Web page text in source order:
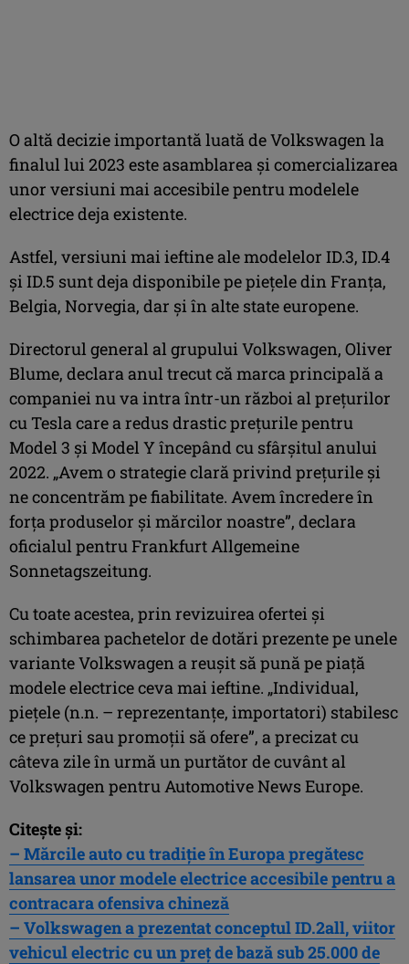
O altă decizie importantă luată de Volkswagen la
finalul lui 2023 este asamblarea și comercializarea
unor versiuni mai accesibile pentru modelele
electrice deja existente.
Astfel, versiuni mai ieftine ale modelelor ID.3, ID.4
și ID.5 sunt deja disponibile pe piețele din Franța,
Belgia, Norvegia, dar și în alte state europene.
Directorul general al grupului Volkswagen, Oliver
Blume, declara anul trecut că marca principală a
companiei nu va intra într-un război al prețurilor
cu Tesla care a redus drastic prețurile pentru
Model 3 și Model Y începând cu sfârșitul anului
2022. „Avem o strategie clară privind prețurile și
ne concentrăm pe fiabilitate. Avem încredere în
forța produselor și mărcilor noastre”, declara
oficialul pentru Frankfurt Allgemeine
Sonnetagszeitung.
Cu toate acestea, prin revizuirea ofertei și
schimbarea pachetelor de dotări prezente pe unele
variante Volkswagen a reușit să pună pe piață
modele electrice ceva mai ieftine. „Individual,
piețele (n.n. – reprezentanțe, importatori) stabilesc
ce prețuri sau promoții să ofere”, a precizat cu
câteva zile în urmă un purtător de cuvânt al
Volkswagen pentru Automotive News Europe.
Citește și:
– Mărcile auto cu tradiție în Europa pregătesc
lansarea unor modele electrice accesibile pentru a
contracara ofensiva chineză
– Volkswagen a prezentat conceptul ID.2all, viitor
vehicul electric cu un preț de bază sub 25.000 de